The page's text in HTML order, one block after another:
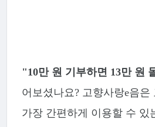
"10만 원 기부하면 13만 원
어보셨나요? 고향사랑e음
가장 간편하게 이용할 수 있